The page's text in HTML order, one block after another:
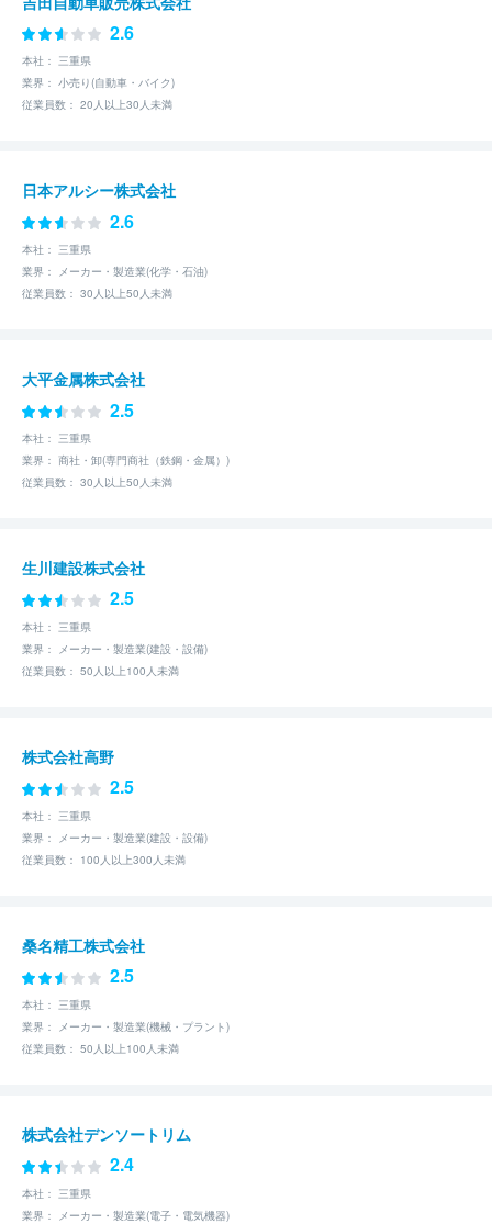
2.6
本社： 三重県
業界： 小売り(自動車・バイク)
従業員数： 20人以上30人未満
日本アルシー株式会社
2.6
本社： 三重県
業界： メーカー・製造業(化学・石油)
従業員数： 30人以上50人未満
大平金属株式会社
2.5
本社： 三重県
業界： 商社・卸(専門商社（鉄鋼・金属）)
従業員数： 30人以上50人未満
生川建設株式会社
2.5
本社： 三重県
業界： メーカー・製造業(建設・設備)
従業員数： 50人以上100人未満
株式会社高野
2.5
本社： 三重県
業界： メーカー・製造業(建設・設備)
従業員数： 100人以上300人未満
桑名精工株式会社
2.5
本社： 三重県
業界： メーカー・製造業(機械・プラント)
従業員数： 50人以上100人未満
株式会社デンソートリム
2.4
本社： 三重県
業界： メーカー・製造業(電子・電気機器)